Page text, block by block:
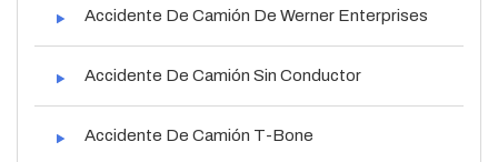
Accidente De Camión De Werner Enterprises
Accidente De Camión Sin Conductor
Accidente De Camión T-Bone